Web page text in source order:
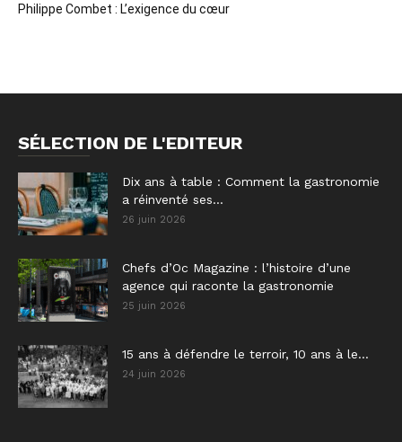
Philippe Combet : L’exigence du cœur
SÉLECTION DE L'EDITEUR
Dix ans à table : Comment la gastronomie
a réinventé ses...
26 juin 2026
Chefs d’Oc Magazine : l’histoire d’une
agence qui raconte la gastronomie
25 juin 2026
15 ans à défendre le terroir, 10 ans à le...
24 juin 2026